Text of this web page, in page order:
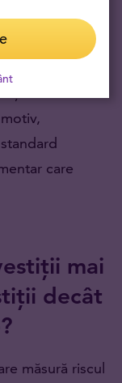
din
obiectivul
care
mai
decât
măsură riscul